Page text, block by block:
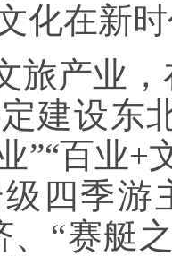
化在新
旅产业
建设东
”“百业+
四季游
、“赛艇